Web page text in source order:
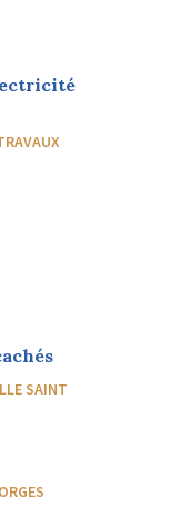
SAINT